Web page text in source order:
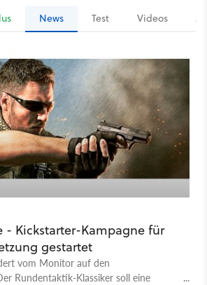
News Test Videos
- Kickstarter-Kampagne für
gestartet
vom Monitor auf den
Rundentaktik-Klassiker soll eine